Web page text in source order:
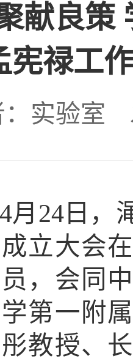
献良
宪禄工
：实验室
月24日
立大会
，会同
第一附
教授、